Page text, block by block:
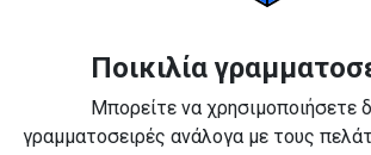
Ποικιλία
Μπορείτε να χρησιμοποιήσετε
γραμματοσειρές ανάλογα με τους